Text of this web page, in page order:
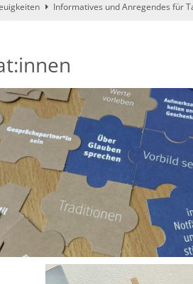
Informatives und Anregendes für